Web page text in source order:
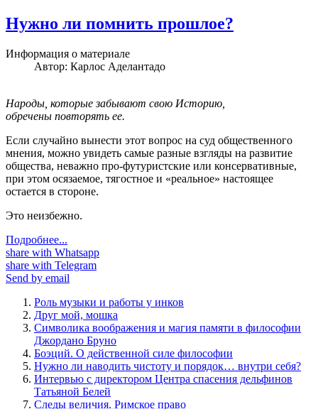
Нужно ли помнить прошлое?
Информация о материале
Автор: Карлос Аделантадо
Народы, которые забывают свою Историю,
обречены повторять ее.
Если случайно вынести этот вопрос на суд общественного
мнения, можно увидеть самые разные взгляды на развитие
общества, неважно про-футуристские или консервативные,
при этом осязаемое, тягостное и «реальное» настоящее
остается в стороне.
Это неизбежно.
Подробнее...
share with Whatsapp
share with Telegram
Send by email
Роль музыки и работы у инков
Друг мой, мошка
Символика воображения и магия памяти в философии
Джордано Бруно
Боэций. О действенной силе философии
Нужно ли наводить чистоту и порядок… внутри себя?
Интервью с директором Центра спасения дельфинов
Татьяной Белей
Следы величия. Римское право